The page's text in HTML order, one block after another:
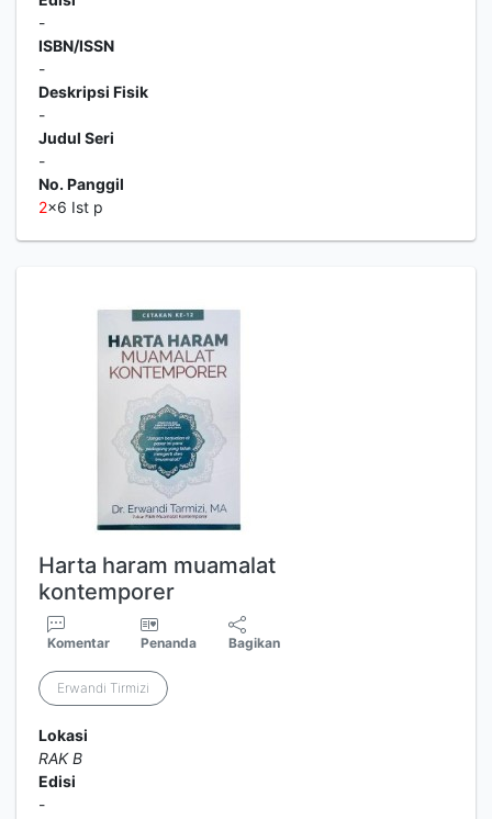
-
ISBN/ISSN
-
Deskripsi Fisik
-
Judul Seri
-
No. Panggil
2x6 Ist p
Harta haram muamalat
kontemporer
Komentar Penanda Bagikan
Erwandi Tirmizi
Lokasi
RAK B
Edisi
-